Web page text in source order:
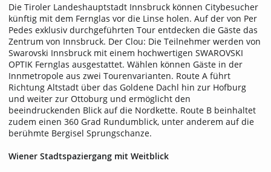
Die Tiroler Landeshauptstadt Innsbruck können Citybesucher
künftig mit dem Fernglas vor die Linse holen. Auf der von Per
Pedes exklusiv durchgeführten Tour entdecken die Gäste das
Zentrum von Innsbruck. Der Clou: Die Teilnehmer werden von
Swarovski Innsbruck mit einem hochwertigen SWAROVSKI
OPTIK Fernglas ausgestattet. Wählen können Gäste in der
Innmetropole aus zwei Tourenvarianten. Route A führt
Richtung Altstadt über das Goldene Dachl hin zur Hofburg
und weiter zur Ottoburg und ermöglicht den
beeindruckenden Blick auf die Nordkette. Route B beinhaltet
zudem einen 360 Grad Rundumblick, unter anderem auf die
berühmte Bergisel Sprungschanze.
Wiener Stadtspaziergang mit Weitblick